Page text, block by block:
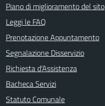
Piano di miglioramento del sito
Leggi le FAQ
Prenotazione Appuntamento
Segnalazione Disservizio
Richiesta d'Assistenza
Bacheca Servizi
Statuto Comunale